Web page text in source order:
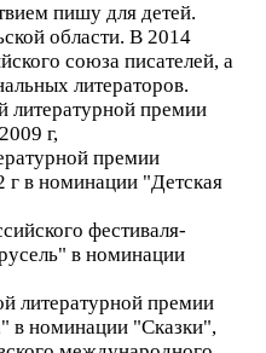
пишу для детей.
области. В 2014
союза писателей, а
литераторов.
литературной премии
г,
премии
в номинации "Детская
фестиваля-
в номинации
литературной премии
в номинации "Сказки",